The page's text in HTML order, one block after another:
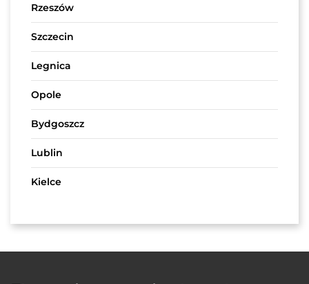
Rzeszów
Szczecin
Legnica
Opole
Bydgoszcz
Lublin
Kielce